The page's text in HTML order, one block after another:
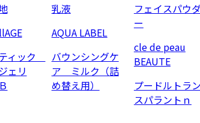
ィック
ェリ
乳液
AQUA LABEL
バウンシングケ
ア ミルク（詰
め替え用）
フェイスパウ
ー
cle de peau
BEAUTE
プードルトラン
スパラントｎ